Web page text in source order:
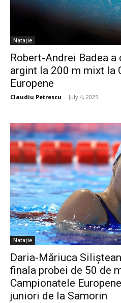
Natație
Robert-Andrei Badea
argint la 200 m mixt la
Europene
Claudiu Petrescu - July 4, 2025
Natație
Daria-Măriuca
finala probei de 50 de
Campionatele
juniori de la Samorin